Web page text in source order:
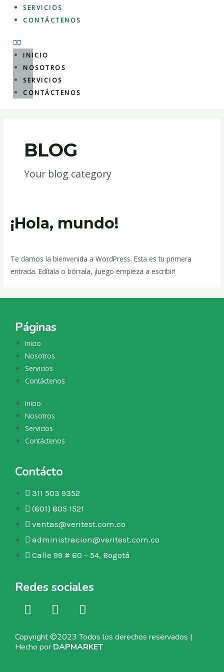
SERVICIOS
CONTÁCTENOS
INICIO
NOSOTROS
SERVICIOS
CONTÁCTENOS
BLOG
Your blog category
¡Hola, mundo!
Te damos la bienvenida a WordPress. Esta es tu primera
entrada. Edítala o bórrala, ¡luego empieza a escribir!
Páginas
Inicio
Nosotros
Servicios
Contáctenos
Inicio
Nosotros
Servicios
Contáctenos
Contácto
311 503 9352
(601) 805 1521
ventas@veritest.com.co
administracion@veritest.com.co
Calle 99 # 60 – 54, Bogotá
Redes sociales
Copyright ©2023 Todos los derechos reservados |
Hecho por DAPMARKET